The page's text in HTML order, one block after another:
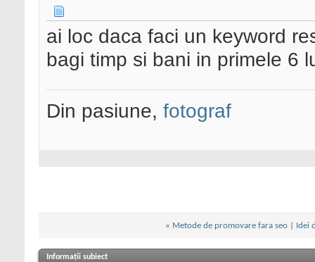
ai loc daca faci un keyword
bagi timp si bani in primele 6
Din pasiune, fotograf
« Metode de promovare fara seo| Idei
Informații subiect